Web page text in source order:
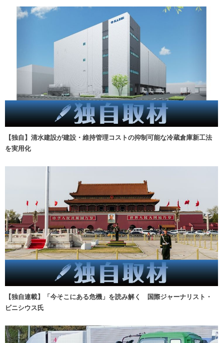
【独自】清水建設が建設・維持管理コストの抑制可能な冷蔵倉庫新工法
を実用化
【独自連載】「今そこにある危機」を読み解く 国際ジャーナリスト・
ビニシウス氏